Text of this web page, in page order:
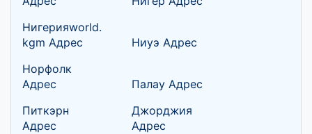
Нигерияworld.
kgm Адрес
Ниуэ Адрес
Норфолк
Адрес
Палау Адрес
Питкэрн
Адрес
Джорджия
Адрес